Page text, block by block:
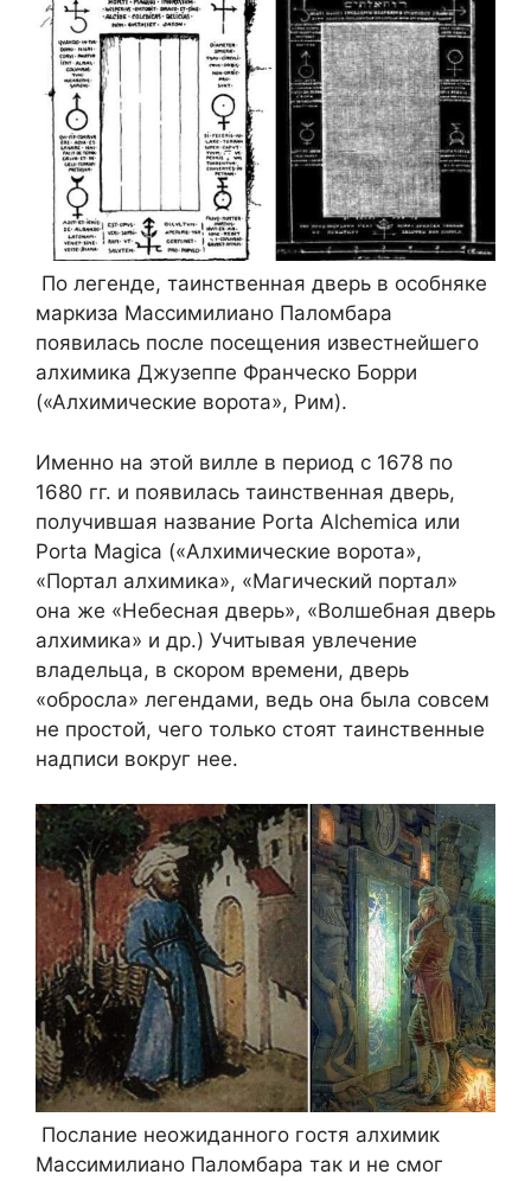
По легенде, таинственная дверь в особняке
маркиза Массимилиано Паломбара
появилась после посещения известнейшего
алхимика Джузеппе Франческо Борри
(«Алхимические ворота», Рим).
Именно на этой вилле в период с 1678 по
1680 гг. и появилась таинственная дверь,
получившая название Porta Alchemica или
Porta Magica («Алхимические ворота»,
«Портал алхимика», «Магический портал»
она же «Небесная дверь», «Волшебная дверь
алхимика» и др.) Учитывая увлечение
владельца, в скором времени, дверь
«обросла» легендами, ведь она была совсем
не простой, чего только стоят таинственные
надписи вокруг нее.
Послание неожиданного гостя алхимик
Массимилиано Паломбара так и не смог